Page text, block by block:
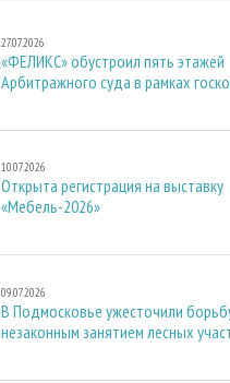
27.07.2026
«ФЕЛИКС» обустроил пять этажей
Арбитражного суда в рамках
10.07.2026
Открыта регистрация на выставку
«Мебель-2026»
09.07.2026
В Подмосковье ужесточили
незаконным занятием лесных